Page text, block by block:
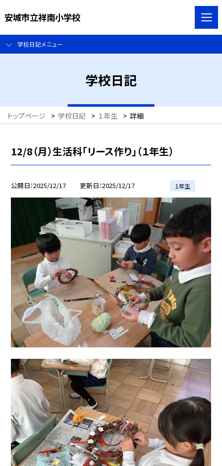
安城市立祥南小学校
学校日記メニュー
学校日記
トップページ > 学校日記 > １年生 > 詳細
12/8（月）生活科「リース作り」（１年生）
公開日 2025/12/17 更新日 2025/12/17 １年生